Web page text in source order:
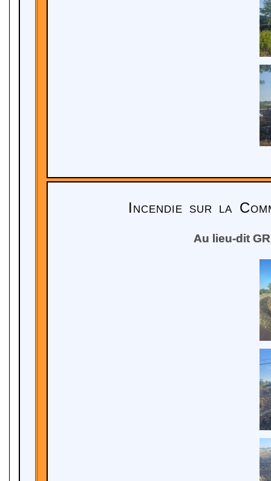
Incendie sur la
Au lieu-dit